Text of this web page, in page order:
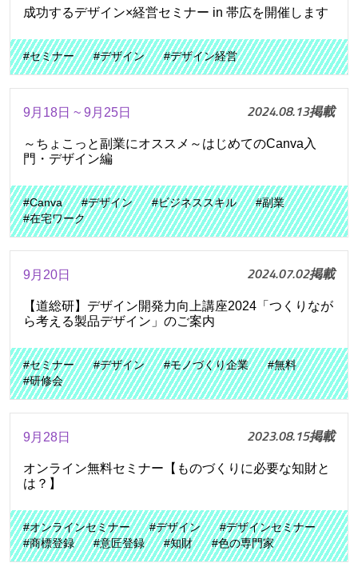
成功するデザイン×経営セミナー in 帯広を開催します
#セミナー #デザイン #デザイン経営
9月18日 ~ 9月25日 2024.08.13掲載
～ちょこっと副業にオススメ～はじめてのCanva入
門・デザイン編
#Canva #デザイン #ビジネススキル
#副業
#在宅ワーク
9月20日 2024.07.02掲載
【道総研】デザイン開発力向上講座2024「つくりなが
ら考える製品デザイン」のご案内
#セミナー #デザイン #モノづくり企業
#無料
#研修会
9月28日 2023.08.15掲載
オンライン無料セミナー【ものづくりに必要な知財と
は？】
#オンラインセミナー #デザイン
#デザインセミナー
#商標登録
#意匠登録 #知財 #色の専門家